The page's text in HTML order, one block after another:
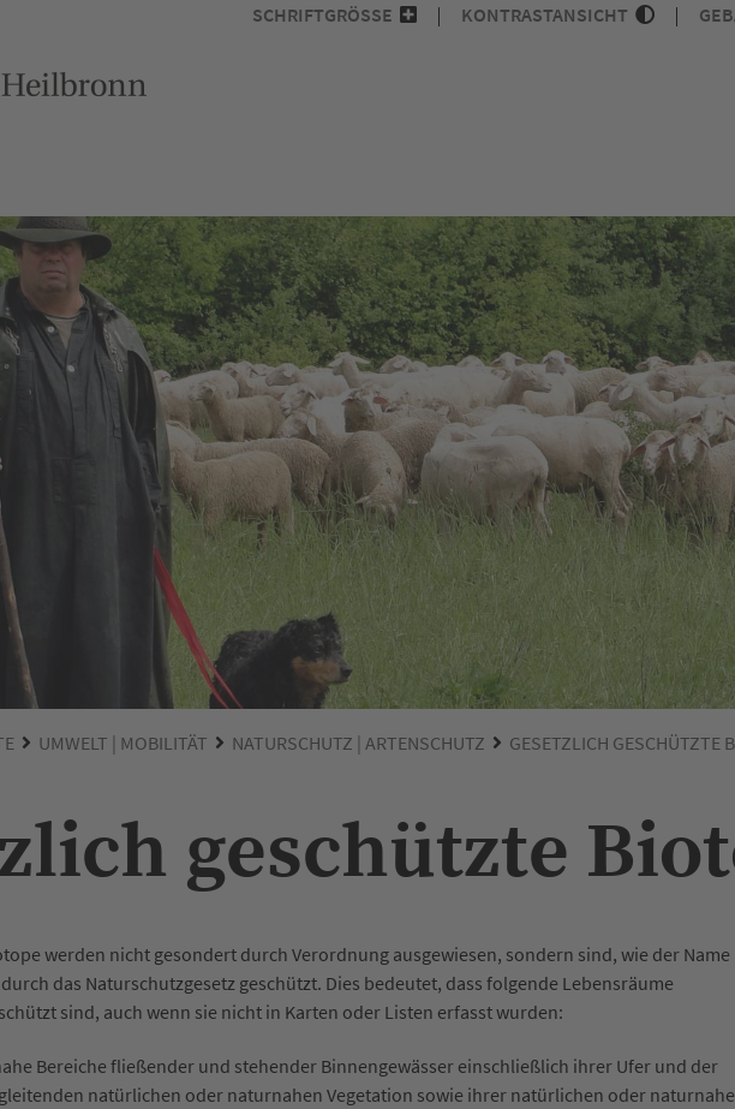
SCHRIFTGRÖSSE KONTRASTANSICHT
UMWELT | MOBILITÄT NATURSCHUTZ | ARTENSCHUTZ GESETZLICH GESCHÜTZTE
geschützte
werden nicht gesondert durch Verordnung ausgewiesen, sondern sind, wie der Name
das Naturschutzgesetz geschützt. Dies bedeutet, dass folgende Lebensräume
sind, auch wenn sie nicht in Karten oder Listen erfasst wurden:
Bereiche fließender und stehender Binnengewässer einschließlich ihrer Ufer und der
natürlichen oder naturnahen Vegetation sowie ihrer natürlichen oder